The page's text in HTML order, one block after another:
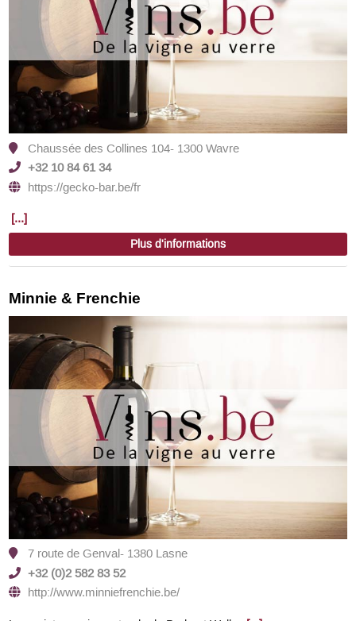
Chaussée des Collines 104- 1300 Wavre
+32 10 84 61 34
https://gecko-bar.be/fr
[...]
Plus d'informations
Minnie & Frenchie
7 route de Genval- 1380 Lasne
+32 (0)2 582 83 52
http://www.minniefrenchie.be/